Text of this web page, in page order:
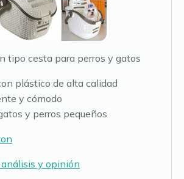
tipo cesta para perros y gatos
plástico de alta calidad
y cómodo
y perros pequeños
y opinión